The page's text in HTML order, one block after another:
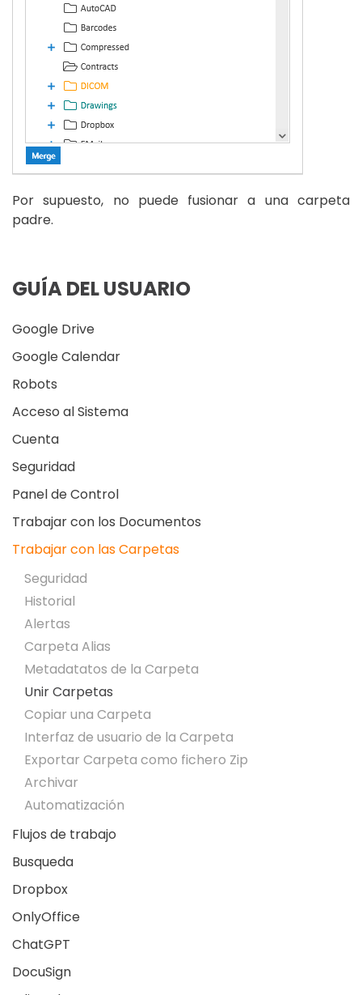
Por supuesto, no puede fusionar a una carpeta
padre.
GUÍA DEL USUARIO
Google Drive
Google Calendar
Robots
Acceso al Sistema
Cuenta
Seguridad
Panel de Control
Trabajar con los Documentos
Trabajar con las Carpetas
Seguridad
Historial
Alertas
Carpeta Alias
Metadatatos de la Carpeta
Unir Carpetas
Copiar una Carpeta
Interfaz de usuario de la Carpeta
Exportar Carpeta como fichero Zip
Archivar
Automatización
Flujos de trabajo
Busqueda
Dropbox
OnlyOffice
ChatGPT
DocuSign